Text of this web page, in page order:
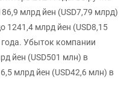
млрд йен (USD7,79 млрд)
1241,4 млрд йен (USD8,15
Убыток компании
йен (USD501 млн) в
млрд йен (USD42,6 млн) в